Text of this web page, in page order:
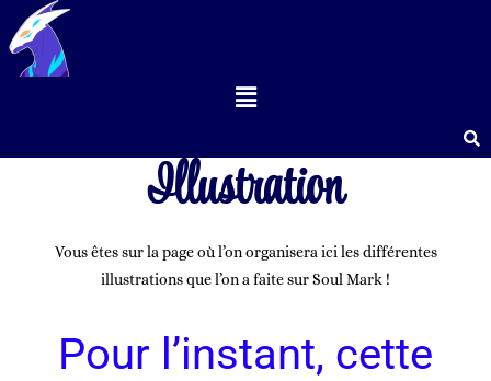
Illustration
Vous êtes sur la page où l’on organisera ici les différentes
illustrations que l’on a faite sur Soul Mark !
Pour l’instant, cette